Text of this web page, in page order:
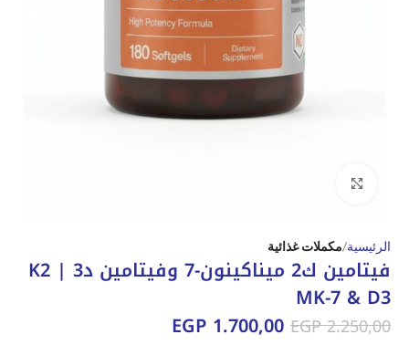
الرئيسية مكملات غذائية
فيتامين ك2 ميناكينون-7 وفيتامين د3 | K2
MK-7 & D3
EGP2.250,00
EGP 1.700,00